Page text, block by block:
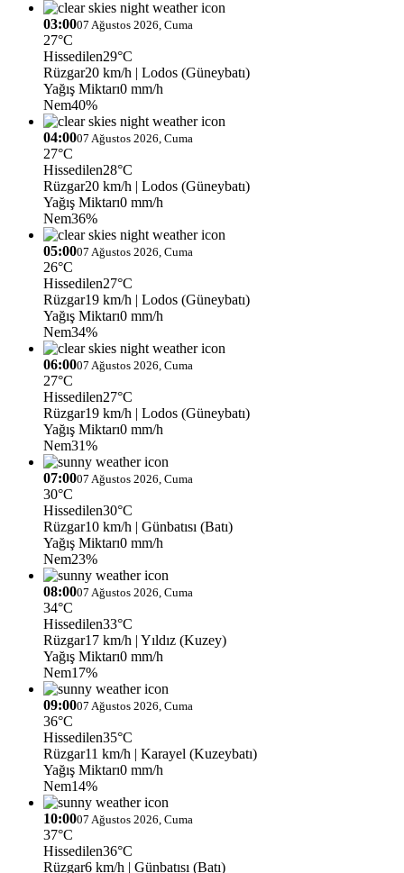
03:0007 Ağustos 2026, Cuma
27°C
Hissedilen29°C
Rüzgar20 km/h | Lodos (Güneybatı)
Yağış Miktarı0 mm/h
Nem40%
04:0007 Ağustos 2026, Cuma
27°C
Hissedilen28°C
Rüzgar20 km/h | Lodos (Güneybatı)
Yağış Miktarı0 mm/h
Nem36%
05:0007 Ağustos 2026, Cuma
26°C
Hissedilen27°C
Rüzgar19 km/h | Lodos (Güneybatı)
Yağış Miktarı0 mm/h
Nem34%
06:0007 Ağustos 2026, Cuma
27°C
Hissedilen27°C
Rüzgar19 km/h | Lodos (Güneybatı)
Yağış Miktarı0 mm/h
Nem31%
07:0007 Ağustos 2026, Cuma
30°C
Hissedilen30°C
Rüzgar10 km/h | Günbatısı (Batı)
Yağış Miktarı0 mm/h
Nem23%
08:0007 Ağustos 2026, Cuma
34°C
Hissedilen33°C
Rüzgar17 km/h | Yıldız (Kuzey)
Yağış Miktarı0 mm/h
Nem17%
09:0007 Ağustos 2026, Cuma
36°C
Hissedilen35°C
Rüzgar11 km/h | Karayel (Kuzeybatı)
Yağış Miktarı0 mm/h
Nem14%
10:0007 Ağustos 2026, Cuma
37°C
Hissedilen36°C
Rüzgar6 km/h | Günbatısı (Batı)